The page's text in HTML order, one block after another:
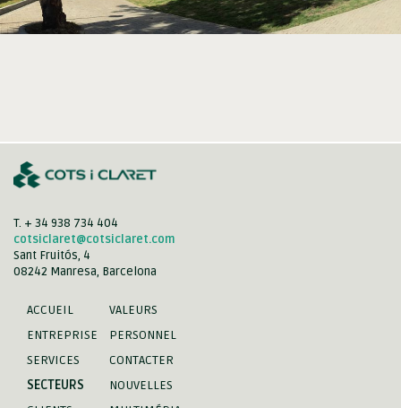
T. + 34 938 734 404
cotsiclaret@cotsiclaret.com
Sant Fruitós, 4
08242 Manresa, Barcelona
ACCUEIL
ENTREPRISE
SERVICES
SECTEURS
VALEURS
PERSONNEL
CONTACTER
NOUVELLES